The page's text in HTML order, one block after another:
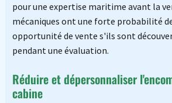
pour une expertise maritime avant la
mécaniques ont une forte probabilité
opportunité de vente s'ils sont
pendant une évaluation.
Réduire et dépersonnaliser
cabine